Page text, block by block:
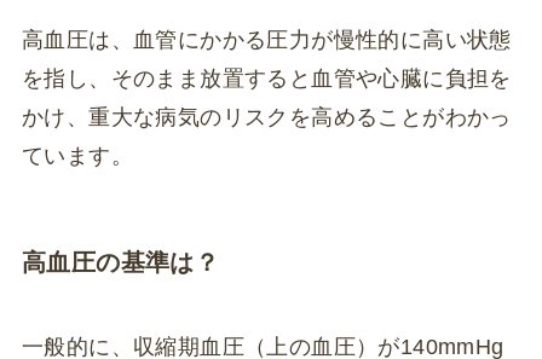
高血圧は、血管にかかる圧力が慢性的に高い状態
を指し、そのまま放置すると血管や心臓に負担を
かけ、重大な病気のリスクを高めることがわかっ
ています。
高血圧の基準は？
一般的に、収縮期血圧（上の血圧）が140mmHg